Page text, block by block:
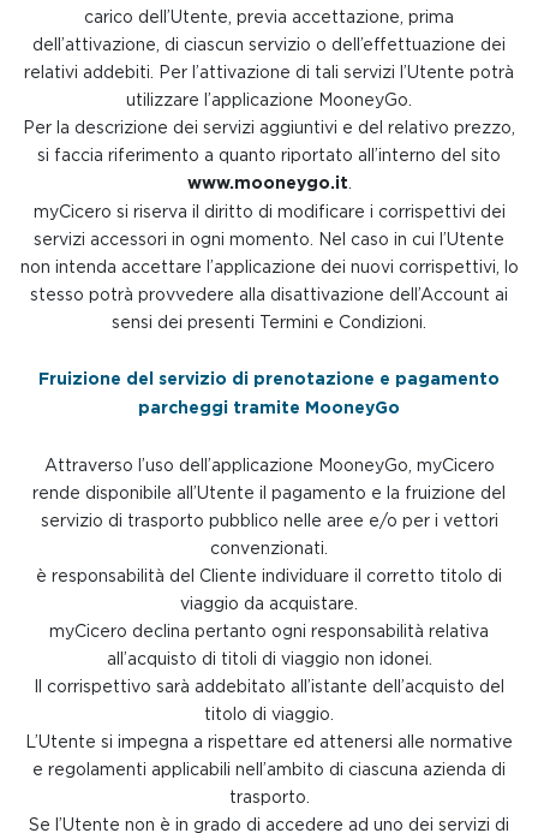
carico dell’Utente, previa accettazione, prima
dell’attivazione, di ciascun servizio o dell’effettuazione dei
relativi addebiti. Per l’attivazione di tali servizi l’Utente potrà
utilizzare l’applicazione MooneyGo.
Per la descrizione dei servizi aggiuntivi e del relativo prezzo,
si faccia riferimento a quanto riportato all’interno del sito
www.mooneygo.it
myCicero si riserva il diritto di modificare i corrispettivi dei
servizi accessori in ogni momento. Nel caso in cui l’Utente
non intenda accettare l’applicazione dei nuovi corrispettivi, lo
stesso potrà provvedere alla disattivazione dell’Account ai
sensi dei presenti Termini e Condizioni.
Fruizione del servizio di prenotazione e pagamento
parcheggi tramite MooneyGo
Attraverso l’uso dell’applicazione MooneyGo, myCicero
rende disponibile all’Utente il pagamento e la fruizione del
servizio di trasporto pubblico nelle aree e/o per i vettori
convenzionati.
è responsabilità del Cliente individuare il corretto titolo di
viaggio da acquistare.
myCicero declina pertanto ogni responsabilità relativa
all’acquisto di titoli di viaggio non idonei.
Il corrispettivo sarà addebitato all’istante dell’acquisto del
titolo di viaggio.
L’Utente si impegna a rispettare ed attenersi alle normative
e regolamenti applicabili nell’ambito di ciascuna azienda di
trasporto.
Se l’Utente non è in grado di accedere ad uno dei servizi di